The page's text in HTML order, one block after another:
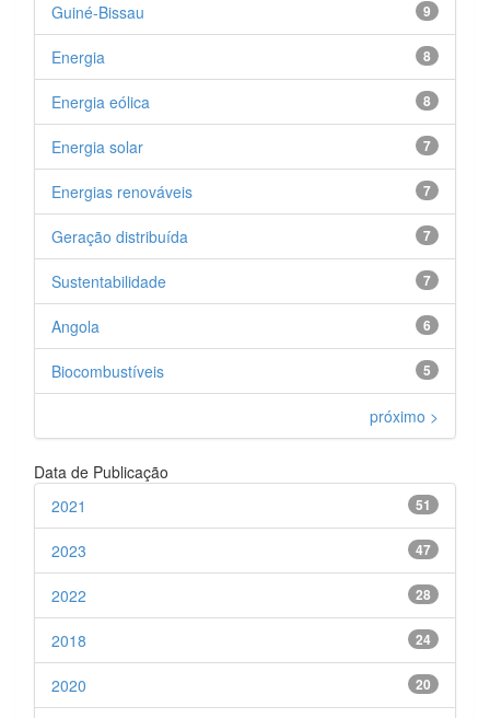
9
Guiné-Bissau
8
Energia
8
Energia eólica
7
Energia solar
7
Energias renováveis
7
Geração distribuída
7
Sustentabilidade
6
Angola
5
Biocombustíveis
próximo >
Data de Publicação
51
2021
47
2023
28
2022
24
2018
20
2020